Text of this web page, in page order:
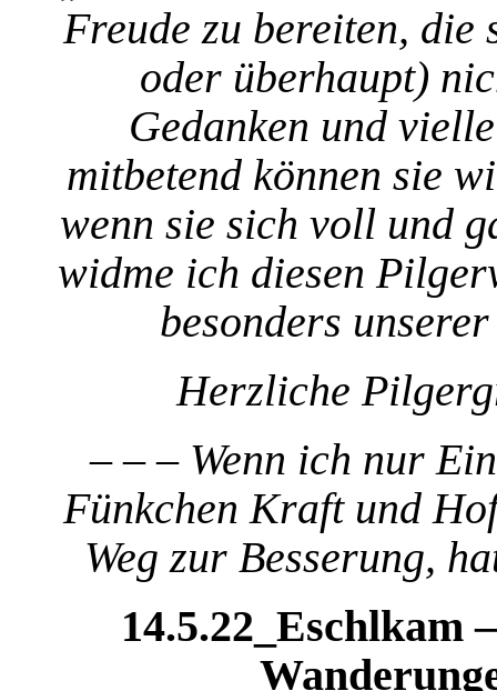
Freude zu bereiten, die
oder überhaupt)
Gedanken und
mitbetend können sie
wenn sie sich voll und
widme ich diesen
besonders
Herzliche
– – – Wenn ich nur
Fünkchen Kraft und
Weg zur Besserung,
14.5.22_Eschlkam